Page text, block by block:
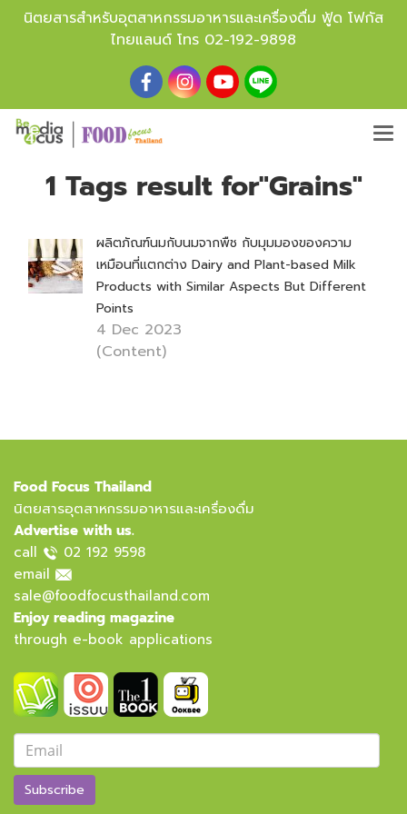
นิตยสารสำหรับอุตสาหกรรมอาหารและเครื่องดื่ม ฟู้ด โฟกัส
ไทยแลนด์ โทร 02-192-9898
1 Tags result for"Grains"
ผลิตภัณฑ์นมกับนมจากพืช กับมุมมองของความ
เหมือนที่แตกต่าง Dairy and Plant-based Milk
Products with Similar Aspects But Different
Points
4 Dec 2023
(Content)
Food Focus Thailand
นิตยสารอุตสาหกรรมอาหารและเครื่องดื่ม
Advertise with us.
call
02 192 9598
email
sale@foodfocusthailand.com
Enjoy reading magazine
through e-book applications
Subscribe